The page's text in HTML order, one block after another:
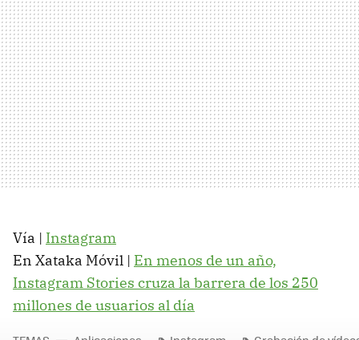
Vía | Instagram
En Xataka Móvil | En menos de un año,
Instagram Stories cruza la barrera de los 250
millones de usuarios al día